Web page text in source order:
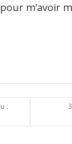
m’avoir
: